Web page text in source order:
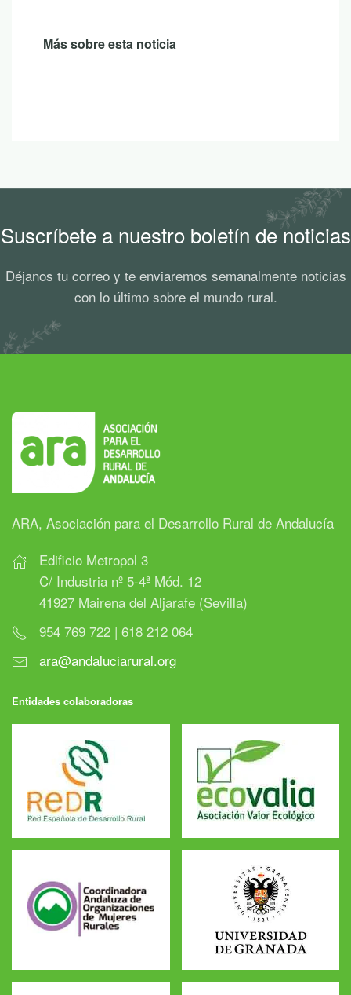
Más sobre esta noticia
Suscríbete a nuestro boletín de noticias
Déjanos tu correo y te enviaremos semanalmente noticias
con lo último sobre el mundo rural.
ARA, Asociación para el Desarrollo Rural de Andalucía
Edificio Metropol 3
C/ Industria nº 5-4ª Mód. 12
41927 Mairena del Aljarafe (Sevilla)
954 769 722 | 618 212 064
ara@andaluciarural.org
Entidades colaboradoras